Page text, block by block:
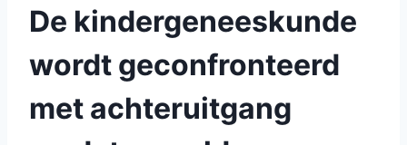
De kindergeneeskunde
wordt geconfronteerd
met achteruitgang